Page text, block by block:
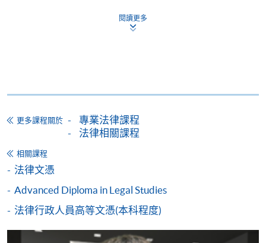
請注意，從2023/24學年開始，報讀法律證書（普通
1. 現金、「易辦事」（EPS）、微信支付
(WeChat Pay) 或支付寶(Alipay)
申請人可親臨學院任何一所報名中心，以現金、「易
辦事」、微信支付（WeChat Pay）或支付寶
（Alipay） 繳付學費。
2. 支票或銀行本票
如以劃線支票或銀行本票繳付，抬頭請註明「香港大
閱讀更多
更多課程關於
專業法律課程
法律相關課程
相關課程
法律文憑
Advanced Diploma in Legal Studies
法律行政人員高等文憑(本科程度)